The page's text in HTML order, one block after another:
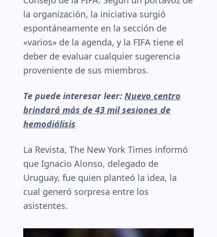
la organización, la iniciativa surgió
espontáneamente en la sección de
«varios» de la agenda, y la FIFA tiene el
deber de evaluar cualquier sugerencia
proveniente de sus miembros.
Te puede interesar leer: Nuevo centro
brindará más de 43 mil sesiones de
hemodiálisis
La Revista, The New York Times informó
que Ignacio Alonso, delegado de
Uruguay, fue quien planteó la idea, la
cual generó sorpresa entre los
asistentes.